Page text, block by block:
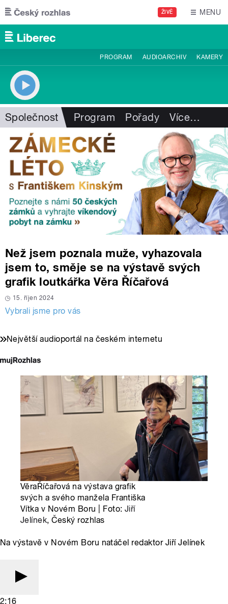
Přejít k hlavnímu obsahu
ŽIVĚ MENU
PROGRAM AUDIOARCHIV KAMERY
Společnost Program Pořady Více…
Než jsem poznala muže, vyhazovala
jsem to, směje se na výstavě svých
grafik loutkářka Věra Říčařová
15. říjen 2024
Vybrali jsme pro vás
Největší audioportál na českém internetu
VěraŘíčařová na výstava grafik
svých a svého manžela Františka
Vítka v Novém Boru | Foto: Jiří
Jelínek, Český rozhlas
Na výstavě v Novém Boru natáčel redaktor Jiří Jelínek
2:16